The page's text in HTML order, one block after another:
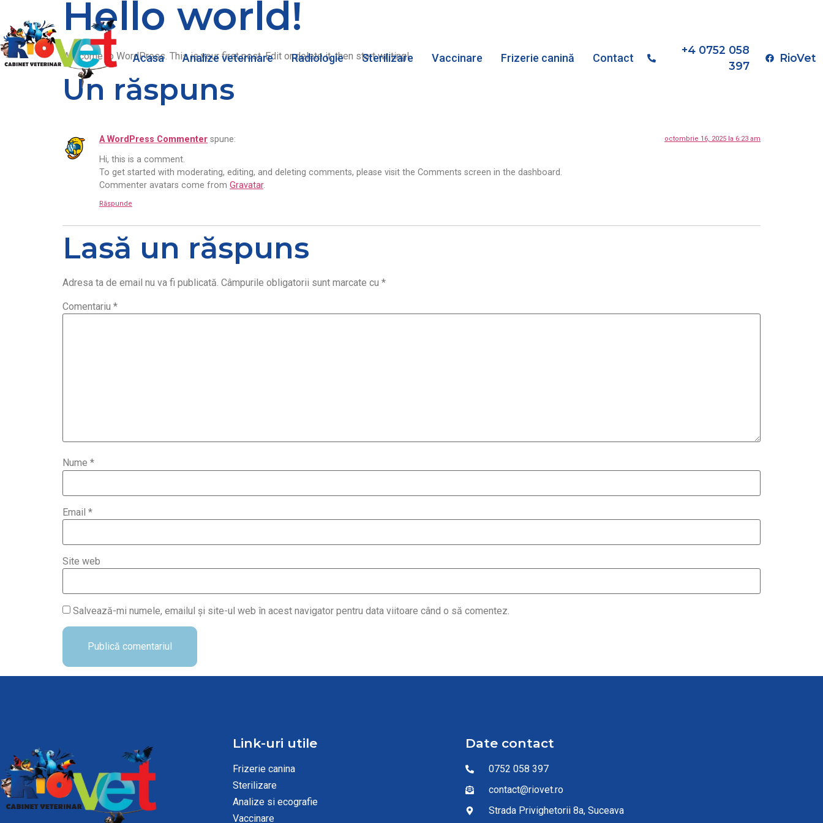
Acasa Analize veterinare Radiologie Sterilizare Vaccinare Frizerie canină Contact
+4 0752 058
397
RioVet
Hello world!
Welcome to WordPress. This is your first post. Edit or delete it, then start writing!
Un răspuns
A WordPress Commenter spune: octombrie 16, 2025 la 6:23 am
Hi, this is a comment.
To get started with moderating, editing, and deleting comments, please visit the Comments screen in the dashboard.
Commenter avatars come from Gravatar.
Răspunde
Lasă un răspuns
Adresa ta de email nu va fi publicată. Câmpurile obligatorii sunt marcate cu *
Comentariu *
Nume *
Email *
Site web
Salvează-mi numele, emailul și site-ul web în acest navigator pentru data viitoare când o să comentez.
Link-uri utile
Frizerie canina
Sterilizare
Analize si ecografie
Vaccinare
Date contact
0752 058 397
contact@riovet.ro
Strada Privighetorii 8a, Suceava